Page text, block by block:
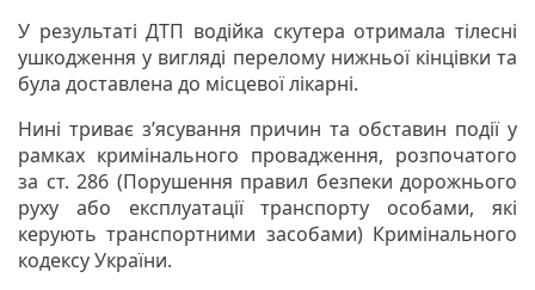
У результаті ДТП водійка скутера отримала тілесні
ушкодження у вигляді перелому нижньої кінцівки та
була доставлена до місцевої лікарні.
Нині триває з’ясування причин та обставин події у
рамках кримінального провадження, розпочатого
за ст. 286 (Порушення правил безпеки дорожнього
руху або експлуатації транспорту особами, які
керують транспортними засобами) Кримінального
кодексу України.